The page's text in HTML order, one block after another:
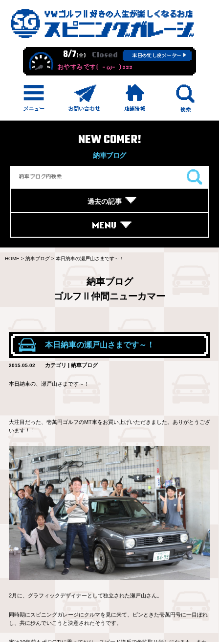
8/7(金) Closed 本日の忙し度メーター
おやすみです( -ω- )zzz
NEW COMER!
納車ブログ
過去の記事
MENU
HOME > 納車ブログ > 本日納車の瀬戸山さまです～！
納車ブログ
ゴルフⅡ仲間ニューカマー
本日納車の瀬戸山さまです～！
2015.05.02 カテゴリ | 納車ブログ
本日納車の、瀬戸山さまです～！
大注目だった、壱萬円ゴルフのMT車をお買い上げいただきました。ありがとうござ
います！！
2月に、グラフィックデザイナーとして独立された瀬戸山さん。
同時期にスピニングガレージにクルマを見に来て、ピンときた壱萬円号に一目ぼれ
し、共に歩んでいこうと決意されたそうです。